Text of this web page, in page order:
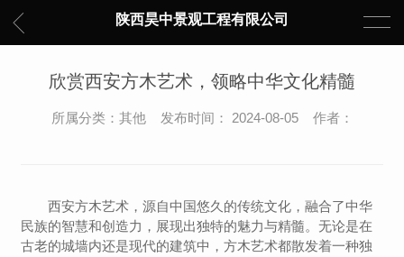
陕西昊中景观工程有限公司
欣赏西安方木艺术，领略中华文化精髓
所属分类：其他 发布时间： 2024-08-05 作者：
西安方木艺术，源自中国悠久的传统文化，融合了中华
民族的智慧和创造力，展现出独特的魅力与精髓。无论是在
古老的城墙内还是现代的建筑中，方木艺术都散发着一种独